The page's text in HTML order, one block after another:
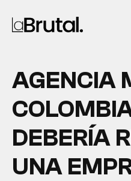
AGENCIA
DEBERÍA
UNA